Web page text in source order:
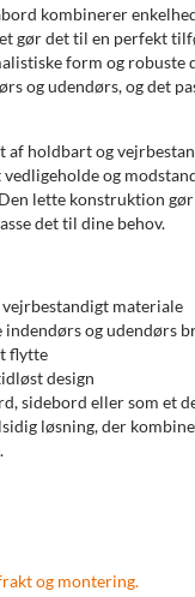
kombinerer
gør det til en perfekt
form og robuste
og udendørs, og det
af holdbart og
vedligeholde og
lette konstruktion
det til dine behov.
materiale
indendørs og udendørs
flytte
design
sidebord eller som et
løsning, der
og montering.